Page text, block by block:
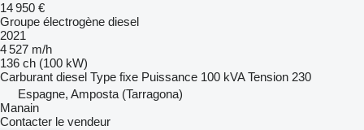
14 950 €
Groupe électrogène diesel
2021
4 527 m/h
136 ch (100 kW)
Carburant diesel Type fixe Puissance 100 kVA Tension 230
Espagne, Amposta (Tarragona)
Manain
Contacter le vendeur